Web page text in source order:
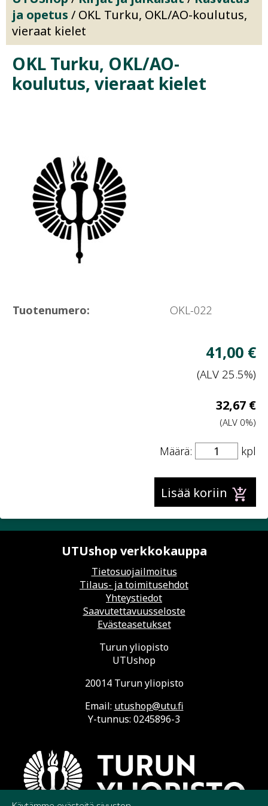
ja opetus / OKL Turku, OKL/AO-koulutus,
vieraat kielet
OKL Turku, OKL/AO-
koulutus, vieraat kielet
Tuotenumero: OKL-022
41,00 €
(ALV 25.5%)
32,67 €
(ALV 0%)
Määrä: kpl
Lisää koriin add_shopping_cart
UTUshop verkkokauppa
Tietosuojailmoitus
Tilaus- ja toimitusehdot
Yhteystiedot
Saavutettavuusseloste
Evästeasetukset
Turun yliopisto
UTUshop
20014 Turun yliopisto
Email: utushop@utu.fi
Y-tunnus: 0245896-3